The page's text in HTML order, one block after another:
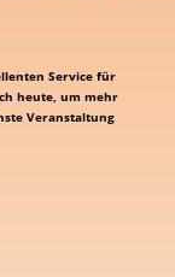
Service für
heute, um mehr
Veranstaltung